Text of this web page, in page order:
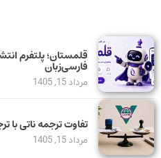
قلمستان؛ پلتفرم انتشار
فارسی‌زبان
مرداد 15, 1405
تفاوت ترجمه ناتی با
مرداد 15, 1405